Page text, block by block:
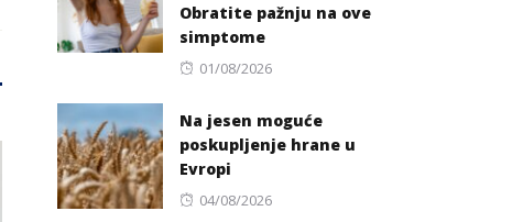
Obratite pažnju na ove
simptome
Posted
01/08/2026
Na jesen moguće
poskupljenje hrane u
Evropi
Posted
04/08/2026